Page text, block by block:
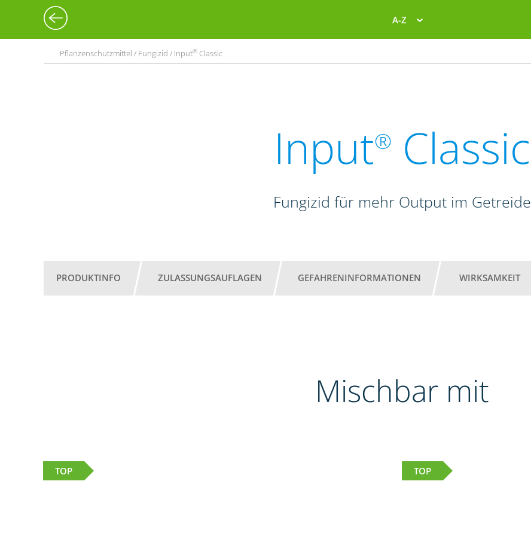
A-Z
Pflanzenschutzmittel / Fungizid / Input® Classic
Input® Classic
Fungizid für mehr Output im Getreide
PRODUKTINFO ZULASSUNGSAUFLAGEN GEFAHRENINFORMATIONEN WIRKSAMKEIT
Mischbar mit
TOP TOP